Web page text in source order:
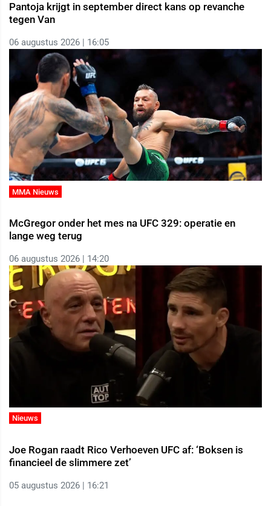
Pantoja krijgt in september direct kans op revanche
tegen Van
06 augustus 2026 | 16:05
MMA Nieuws
McGregor onder het mes na UFC 329: operatie en
lange weg terug
06 augustus 2026 | 14:20
Nieuws
Joe Rogan raadt Rico Verhoeven UFC af: ‘Boksen is
financieel de slimmere zet’
05 augustus 2026 | 16:21